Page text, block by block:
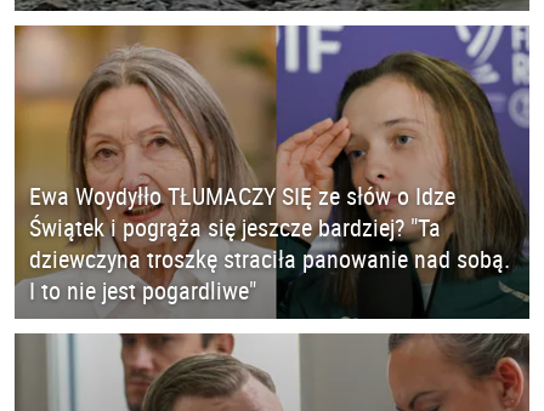
Ewa Woydyłło TŁUMACZY SIĘ ze słów o Idze
Świątek i pogrąża się jeszcze bardziej? "Ta
dziewczyna troszkę straciła panowanie nad sobą.
I to nie jest pogardliwe"